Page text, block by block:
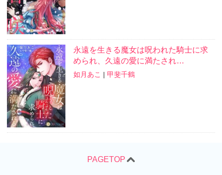
永遠を生きる魔女は呪われた騎士に求
められ、久遠の愛に満たされ…
如月あこ | 甲斐千鶴